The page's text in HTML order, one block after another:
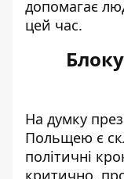
допомагає
цей час.
На думку
Польщею є
політичні
критично,